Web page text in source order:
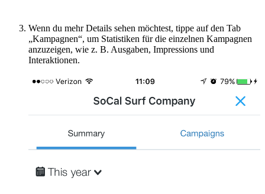
Wenn du mehr Details sehen möchtest, tippe auf den Tab
„Kampagnen“, um Statistiken für die einzelnen Kampagnen
anzuzeigen, wie z. B. Ausgaben, Impressions und
Interaktionen.